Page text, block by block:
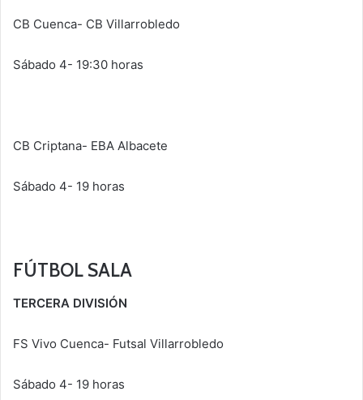
CB Cuenca- CB Villarrobledo
Sábado 4- 19:30 horas
CB Criptana- EBA Albacete
Sábado 4- 19 horas
FÚTBOL SALA
TERCERA DIVISIÓN
FS Vivo Cuenca- Futsal Villarrobledo
Sábado 4- 19 horas